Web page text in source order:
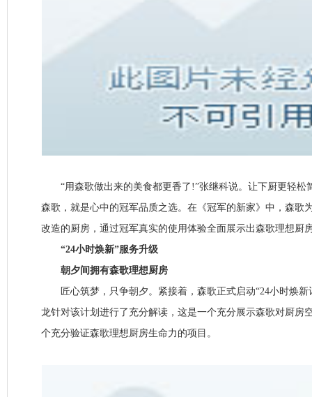
“用森歌做出来的美食都更香了!”张继科说。让下厨更轻松
森歌，就是心中的冠军品质之选。在《冠军的新家》中，森歌
改造的厨房，通过冠军真实的使用体验全面展示出森歌理想厨
“24小时焕新”服务升级
朝夕间拥有森歌理想厨房
匠心筑梦，只争朝夕。紧接着，森歌正式启动“24小时焕新
龙针对该计划进行了充分解读，这是一个充分展示森歌对厨房
个充分验证森歌理想厨房生命力的项目。